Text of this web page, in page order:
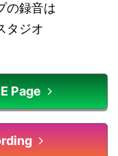
の録音は
タジオ
Page